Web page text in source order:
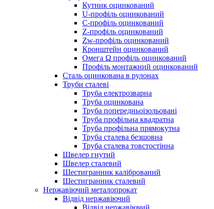
Кутник оцинкований
U-профіль оцинкований
С-профіль оцинкований
Z-профіль оцинкований
Zw-профіль оцинкований
Кронштейн оцинкований
Омега Ω профіль оцинкований
Профіль монтажний оцинкований
Сталь оцинкована в рулонах
Труби сталеві
Труба електрозварна
Труба оцинкована
Труба попередньоізольовані
Труба профільна квадратна
Труба профільна прямокутна
Труба сталева безшовна
Труба сталева товстостінна
Швелер гнутий
Швелер сталевий
Шестигранник калібрований
Шестигранник сталевий
Нержавіючий металопрокат
Відвід нержавіючий
Відвід нержавіючий